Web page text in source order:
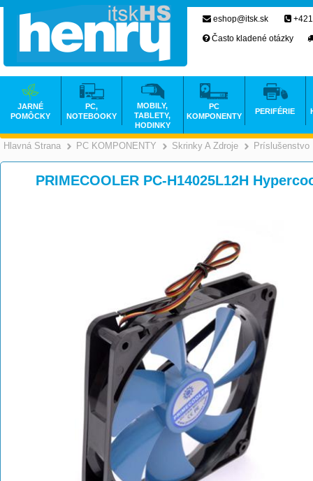
Hlavná Strana >
PC KOMPONENTY >
Skrinky A Zdroje Príslušenstvo
PRIMECOOLER PC-H14025L12H
eshop@itsk.sk
Často kladené otázky
JARNÉ
POMÔCKY
PC,
NOTEBOOKY
MOBILY,
TABLETY,
HODINKY
PC
KOMPONENTY
PERIFÉRIE